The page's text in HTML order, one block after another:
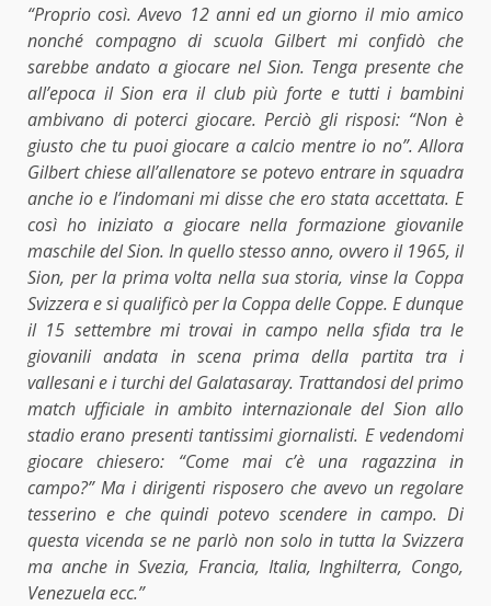
“Proprio così. Avevo 12 anni ed un giorno il mio amico
nonché compagno di scuola Gilbert mi confidò che
sarebbe andato a giocare nel Sion. Tenga presente che
all’epoca il Sion era il club più forte e tutti i bambini
ambivano di poterci giocare. Perciò gli risposi: “Non è
giusto che tu puoi giocare a calcio mentre io no”. Allora
Gilbert chiese all’allenatore se potevo entrare in squadra
anche io e l’indomani mi disse che ero stata accettata. E
così ho iniziato a giocare nella formazione giovanile
maschile del Sion. In quello stesso anno, ovvero il 1965, il
Sion, per la prima volta nella sua storia, vinse la Coppa
Svizzera e si qualificò per la Coppa delle Coppe. E dunque
il 15 settembre mi trovai in campo nella sfida tra le
giovanili andata in scena prima della partita tra i
vallesani e i turchi del Galatasaray. Trattandosi del primo
match ufficiale in ambito internazionale del Sion allo
stadio erano presenti tantissimi giornalisti. E vedendomi
giocare chiesero: “Come mai c’è una ragazzina in
campo?” Ma i dirigenti risposero che avevo un regolare
tesserino e che quindi potevo scendere in campo. Di
questa vicenda se ne parlò non solo in tutta la Svizzera
ma anche in Svezia, Francia, Italia, Inghilterra, Congo,
Venezuela ecc.”